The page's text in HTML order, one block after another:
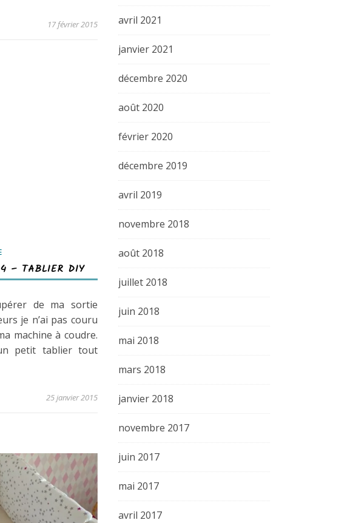
17 février 2015
– TABLIER DIY
de ma sortie
je n’ai pas couru
machine à coudre.
petit tablier tout
25 janvier 2015
avril 2021
janvier 2021
décembre 2020
août 2020
février 2020
décembre 2019
avril 2019
novembre 2018
août 2018
juillet 2018
juin 2018
mai 2018
mars 2018
janvier 2018
novembre 2017
juin 2017
mai 2017
avril 2017